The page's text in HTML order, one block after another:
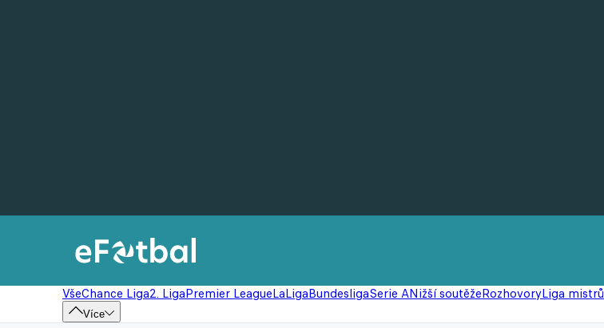
VšeChance Liga2. LigaPremier LeagueLaLigaBundesligaSerie ANižší soutěžeRozhovoryLiga mistrů
Více